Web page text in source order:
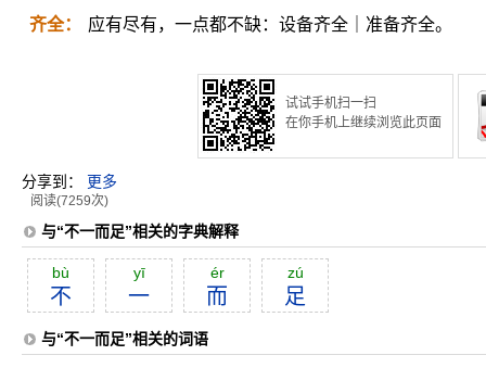
齐全： 应有尽有，一点都不缺：设备齐全｜准备齐全。
试试手机扫一扫
在你手机上继续浏览此页面
分享到： 更多
阅读(7259次)
与“不一而足”相关的字典解释
bù
不
yī
一
ér
而
zú
足
与“不一而足”相关的词语